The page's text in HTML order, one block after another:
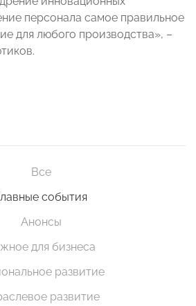
персонала самое правильное
для любого производства», –
Все
события
Анонсы
для бизнеса
развитие
развитие